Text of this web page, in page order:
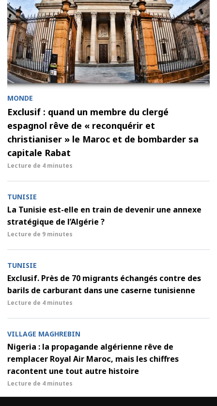
MONDE
Exclusif : quand un membre du clergé
espagnol rêve de « reconquérir et
christianiser » le Maroc et de bombarder sa
capitale Rabat
Lecture de 4 minutes
TUNISIE
La Tunisie est-elle en train de devenir une annexe
stratégique de l’Algérie ?
Lecture de 9 minutes
TUNISIE
Exclusif. Près de 70 migrants échangés contre des
barils de carburant dans une caserne tunisienne
Lecture de 4 minutes
VILLAGE MAGHREBIN
Nigeria : la propagande algérienne rêve de
remplacer Royal Air Maroc, mais les chiffres
racontent une tout autre histoire
Lecture de 4 minutes